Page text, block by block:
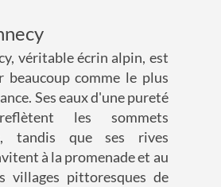
véritable écrin alpin, est
beaucoup comme le plus
Ses eaux d'une pureté
les sommets
tandis que ses rives
à la promenade et au
villages pittoresques de